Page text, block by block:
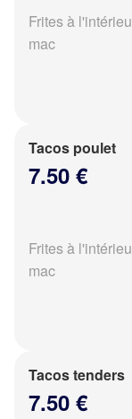
Frites à
mac
Tacos poulet
7.50 €
Frites à
mac
Tacos tenders
7.50 €